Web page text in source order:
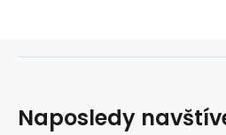
Naposledy